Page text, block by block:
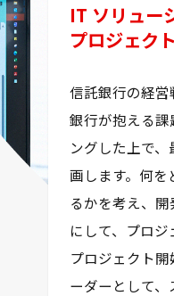
IT ソリュー
プロジェク
信託銀行の経
銀行が抱える
ングした上で
画します。何を
るかを考え、
にして、プロジ
プロジェクト
ーダーとして